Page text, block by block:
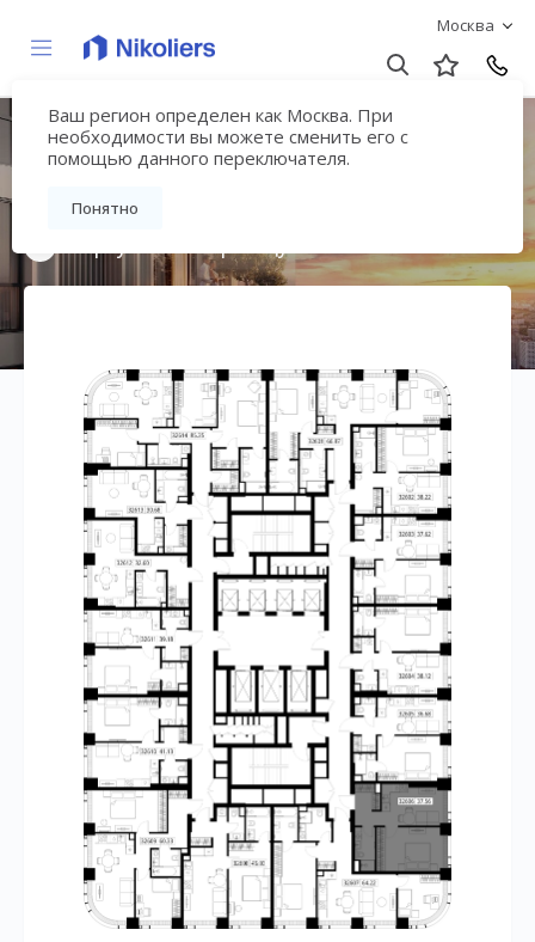
Москва
Ваш регион определен как Москва. При
необходимости вы можете сменить его с
помощью данного переключателя.
Понятно
Мультиквартал
«ВЕЕР»